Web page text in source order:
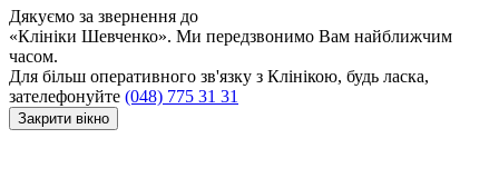
Дякуємо за звернення до
«Клініки Шевченко». Ми передзвонимо Вам найближчим
часом.
Для більш оперативного зв'язку з Клінікою, будь ласка,
зателефонуйте (048) 775 31 31
Закрити вікно